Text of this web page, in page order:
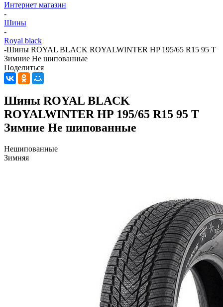
Интернет магазин
-
Шины
-
Royal black
-Шины ROYAL BLACK ROYALWINTER HP 195/65 R15 95 T
Зимние Не шипованные
Поделиться
Шины ROYAL BLACK
ROYALWINTER HP 195/65 R15 95 T
Зимние Не шипованные
Нешипованные
Зимняя